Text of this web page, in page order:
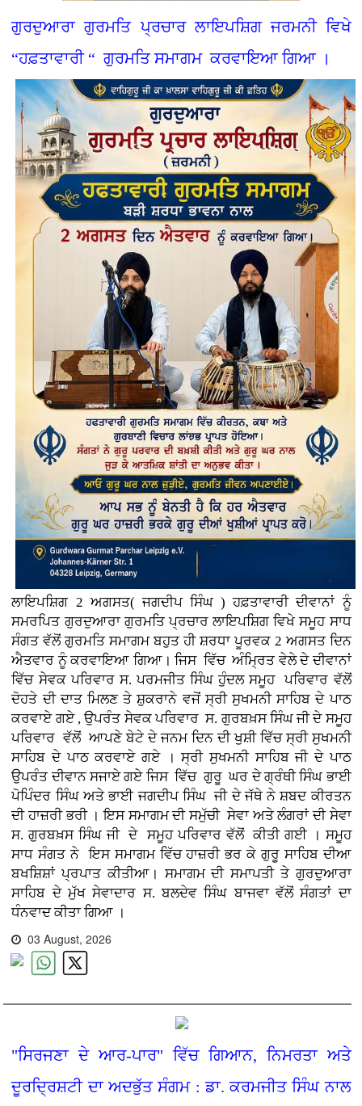
ਗੁਰਦੁਆਰਾ ਗੁਰਮਤਿ ਪ੍ਰਚਾਰ ਲਾਇਪਸ਼ਿਗ ਜਰਮਨੀ ਵਿਖੇ
“ਹਫ਼ਤਾਵਾਰੀ “ ਗੁਰਮਤਿ ਸਮਾਗਮ ਕਰਵਾਇਆ ਗਿਆ ।
ਲਾਇਪਸ਼ਿਗ 2 ਅਗਸਤ( ਜਗਦੀਪ ਸਿੰਘ ) ਹਫ਼ਤਾਵਾਰੀ ਦੀਵਾਨਾਂ ਨੂੰ
ਸਮਰਪਿਤ ਗੁਰਦੁਆਰਾ ਗੁਰਮਤਿ ਪ੍ਰਚਾਰ ਲਾਇਪਸ਼ਿਗ ਵਿਖੇ ਸਮੂਹ ਸਾਧ
ਸੰਗਤ ਵੱਲੋਂ ਗੁਰਮਤਿ ਸਮਾਗਮ ਬਹੁਤ ਹੀ ਸ਼ਰਧਾ ਪੂਰਵਕ 2 ਅਗਸਤ ਦਿਨ
ਐਤਵਾਰ ਨੂੰ ਕਰਵਾਇਆ ਗਿਆ। ਜਿਸ ਵਿੱਚ ਅੰਮ੍ਰਿਤ ਵੇਲੇ ਦੇ ਦੀਵਾਨਾਂ
ਵਿੱਚ ਸੇਵਕ ਪਰਿਵਾਰ ਸ. ਪਰਮਜੀਤ ਸਿੰਘ ਹੁੰਦਲ ਸਮੂਹ ਪਰਿਵਾਰ ਵੱਲੋਂ
ਦੋਹਤੇ ਦੀ ਦਾਤ ਮਿਲਣ ਤੇ ਸ਼ੁਕਰਾਨੇ ਵਜੋਂ ਸ੍ਰੀ ਸੁਖਮਨੀ ਸਾਹਿਬ ਦੇ ਪਾਠ
ਕਰਵਾਏ ਗਏ , ਉਪਰੰਤ ਸੇਵਕ ਪਰਿਵਾਰ ਸ. ਗੁਰਬਖ਼ਸ ਸਿੰਘ ਜੀ ਦੇ ਸਮੂਹ
ਪਰਿਵਾਰ ਵੱਲੋਂ ਆਪਣੇ ਬੇਟੇ ਦੇ ਜਨਮ ਦਿਨ ਦੀ ਖੁਸ਼ੀ ਵਿੱਚ ਸ੍ਰੀ ਸੁਖਮਨੀ
ਸਾਹਿਬ ਦੇ ਪਾਠ ਕਰਵਾਏ ਗਏ । ਸ੍ਰੀ ਸੁਖਮਨੀ ਸਾਹਿਬ ਜੀ ਦੇ ਪਾਠ
ਉਪਰੰਤ ਦੀਵਾਨ ਸਜਾਏ ਗਏ ਜਿਸ ਵਿੱਚ ਗੁਰੂ ਘਰ ਦੇ ਗ੍ਰੰਥੀ ਸਿੰਘ ਭਾਈ
ਪੋਪਿੰਦਰ ਸਿੰਘ ਅਤੇ ਭਾਈ ਜਗਦੀਪ ਸਿੰਘ ਜੀ ਦੇ ਜੱਥੇ ਨੇ ਸ਼ਬਦ ਕੀਰਤਨ
ਦੀ ਹਾਜ਼ਰੀ ਭਰੀ । ਇਸ ਸਮਾਗਮ ਦੀ ਸਮੁੱਚੀ ਸੇਵਾ ਅਤੇ ਲੰਗਰਾਂ ਦੀ ਸੇਵਾ
ਸ. ਗੁਰਬਖ਼ਸ ਸਿੰਘ ਜੀ ਦੇ ਸਮੂਹ ਪਰਿਵਾਰ ਵੱਲੋਂ ਕੀਤੀ ਗਈ । ਸਮੂਹ
ਸਾਧ ਸੰਗਤ ਨੇ ਇਸ ਸਮਾਗਮ ਵਿੱਚ ਹਾਜ਼ਰੀ ਭਰ ਕੇ ਗੁਰੂ ਸਾਹਿਬ ਦੀਆ
ਬਖਸ਼ਿਸ਼ਾਂ ਪ੍ਰਪਾਤ ਕੀਤੀਆ। ਸਮਾਗਮ ਦੀ ਸਮਾਪਤੀ ਤੇ ਗੁਰਦੁਆਰਾ
ਸਾਹਿਬ ਦੇ ਮੁੱਖ ਸੇਵਾਦਾਰ ਸ. ਬਲਦੇਵ ਸਿੰਘ ਬਾਜਵਾ ਵੱਲੋਂ ਸੰਗਤਾਂ ਦਾ
ਧੰਨਵਾਦ ਕੀਤਾ ਗਿਆ ।
03 August, 2026
"ਸਿਰਜਣਾ ਦੇ ਆਰ-ਪਾਰ" ਵਿੱਚ ਗਿਆਨ, ਨਿਮਰਤਾ ਅਤੇ
ਦੂਰਦ੍ਰਿਸ਼ਟੀ ਦਾ ਅਦਭੁੱਤ ਸੰਗਮ : ਡਾ. ਕਰਮਜੀਤ ਸਿੰਘ ਨਾਲ